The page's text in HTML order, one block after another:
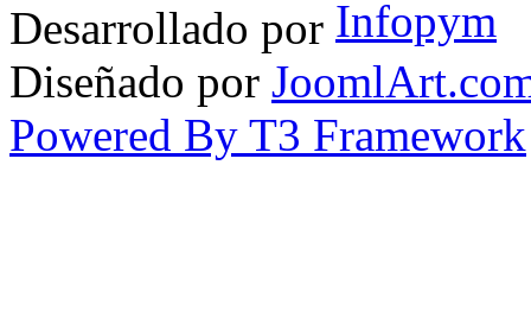
Desarrollado por
Diseñado por
Powered By T3 Framework